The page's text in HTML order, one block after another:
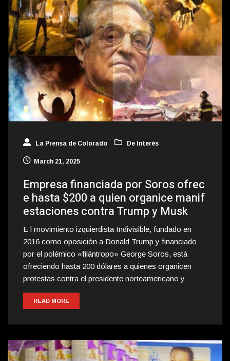
La Prensa de Colorado De Interés
March 21, 2025
Empresa financiada por Soros ofrec
e hasta $200 a quien organice manif
estaciones contra Trump y Musk
E l movimiento izquierdista Indivisible, fundado en
2016 como oposición a Donald Trump y financiado
por el polémico «filántropo» George Soros, está
ofreciendo hasta 200 dólares a quienes organicen
protestas contra el presidente norteamericano y
READ MORE